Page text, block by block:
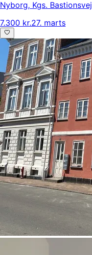
Nyborg, Kgs. Bastionsvej
7.300 kr.27. marts